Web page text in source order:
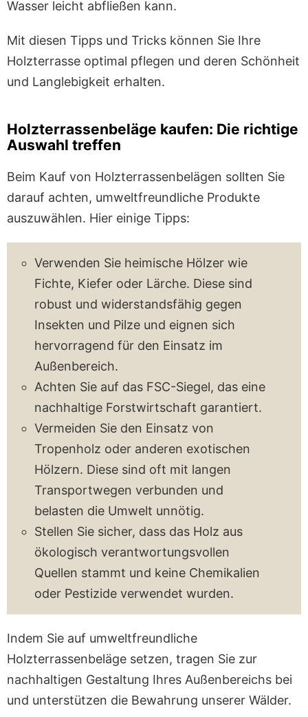
Wasser leicht abfließen kann.
Mit diesen Tipps und Tricks können Sie Ihre
Holzterrasse optimal pflegen und deren Schönheit
und Langlebigkeit erhalten.
Holzterrassenbeläge kaufen: Die richtige
Auswahl treffen
Beim Kauf von Holzterrassenbelägen sollten Sie
darauf achten, umweltfreundliche Produkte
auszuwählen. Hier einige Tipps:
Verwenden Sie heimische Hölzer wie
Fichte, Kiefer oder Lärche. Diese sind
robust und widerstandsfähig gegen
Insekten und Pilze und eignen sich
hervorragend für den Einsatz im
Außenbereich.
Achten Sie auf das FSC-Siegel, das eine
nachhaltige Forstwirtschaft garantiert.
Vermeiden Sie den Einsatz von
Tropenholz oder anderen exotischen
Hölzern. Diese sind oft mit langen
Transportwegen verbunden und
belasten die Umwelt unnötig.
Stellen Sie sicher, dass das Holz aus
ökologisch verantwortungsvollen
Quellen stammt und keine Chemikalien
oder Pestizide verwendet wurden.
Indem Sie auf umweltfreundliche
Holzterrassenbeläge setzen, tragen Sie zur
nachhaltigen Gestaltung Ihres Außenbereichs bei
und unterstützen die Bewahrung unserer Wälder.